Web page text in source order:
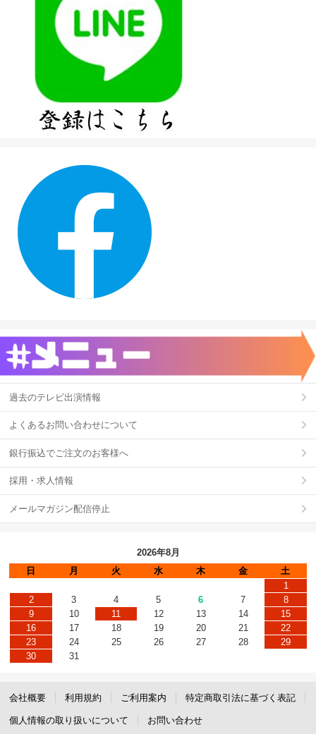
過去のテレビ出演情報
よくあるお問い合わせについて
銀行振込でご注文のお客様へ
採用・求人情報
メールマガジン配信停止
2026年8月
日
月 火 水 木 金
土
1
2
3 4 5 6 7
8
9
10 11 12 13 14
15
16
17 18 19 20 21
22
23
24 25 26 27 28
29
30
31
会社概要 利用規約 ご利用案内 特定商取引法に基づく表記
個人情報の取り扱いについて お問い合わせ